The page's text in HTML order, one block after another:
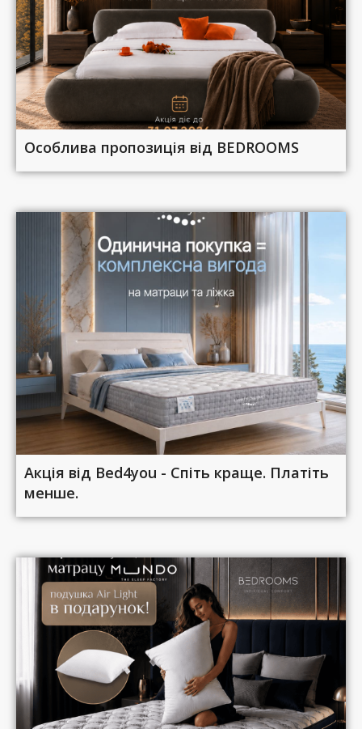
Особлива пропозиція від BEDROOMS
Акція від Bed4you - Спіть краще. Платіть
менше.